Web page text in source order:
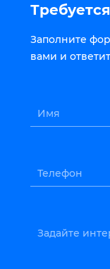
Заполните
вами и
Имя
Телефон
Задайте